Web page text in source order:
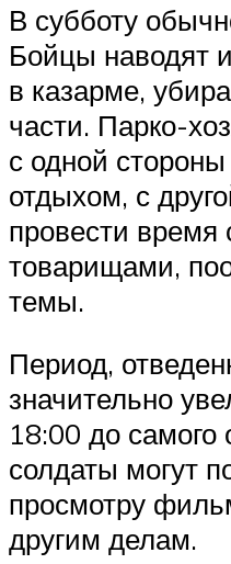
В субботу
Бойцы наводят
в казарме,
части. Парко-
с одной
отдыхом, с
провести
товарищами,
темы.
Период,
значительно
18:00 до самого
солдаты могут
просмотру
другим делам.